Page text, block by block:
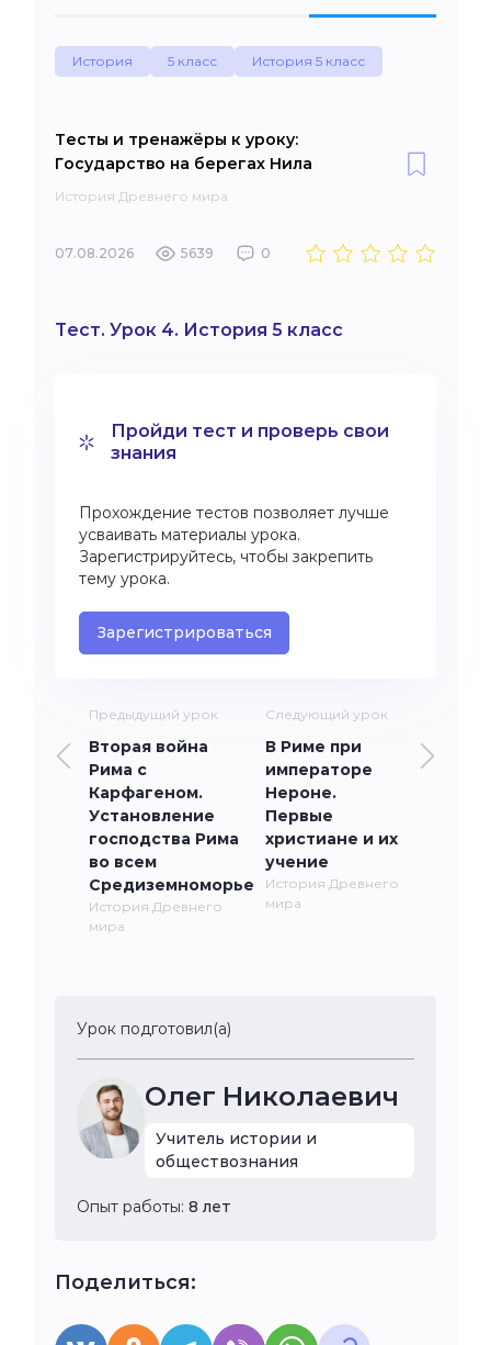
История 5 класс История 5 класс
Тесты и тренажёры к уроку:
Государство на берегах Нила
История Древнего мира
07.08.2026 5639 0
Тест. Урок 4. История 5 класс
Пройди тест и проверь свои
знания
Прохождение тестов позволяет лучше
усваивать материалы урока.
Зарегистрируйтесь, чтобы закрепить
тему урока.
Зарегистрироваться
Предыдущий урок
Вторая война
Рима с
Карфагеном.
Установление
господства Рима
во всем
Средиземноморье
История Древнего
мира
Следующий урок
В Риме при
императоре
Нероне.
Первые
христиане и их
учение
История Древнего
мира
Урок подготовил(а)
Олег Николаевич
Учитель истории и
обществознания
Опыт работы: 8 лет
Поделиться: